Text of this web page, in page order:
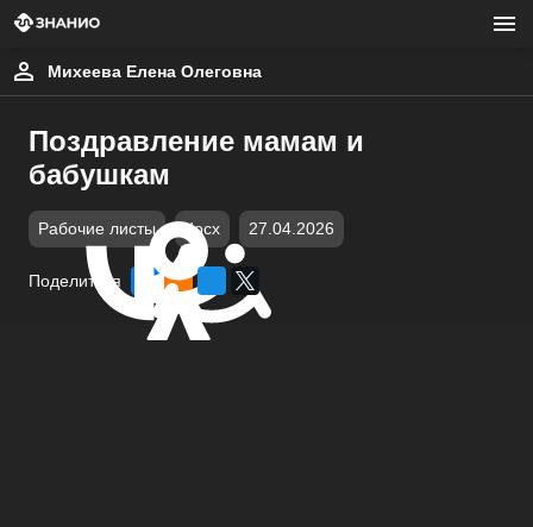
Михеева Елена Олеговна
Поздравление мамам и
бабушкам
Рабочие листы docx 27.04.2026
Поделиться